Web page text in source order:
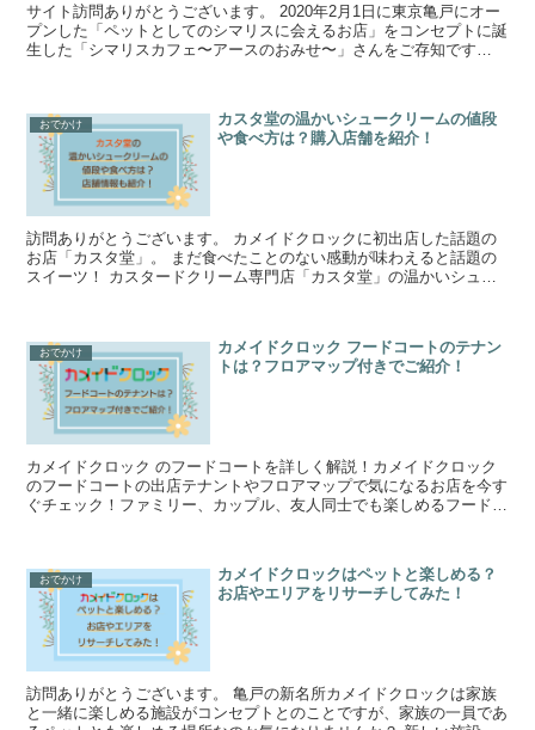
サイト訪問ありがとうございます。 2020年2月1日に東京亀戸にオー
プンした「ペットとしてのシマリスに会えるお店」をコンセプトに誕
生した「シマリスカフェ〜アースのおみせ〜」さんをご存知です
おでかけ
カスタ堂の温かいシュークリームの値段
や食べ方は？購入店舗を紹介！
訪問ありがとうございます。 カメイドクロックに初出店した話題の
お店「カスタ堂」。 まだ食べたことのない感動が味わえると話題の
スイーツ！ カスタードクリーム専門店「カスタ堂」の温かいシュー
おでかけ
カメイドクロック フードコートのテナン
トは？フロアマップ付きでご紹介！
カメイドクロック のフードコートを詳しく解説！カメイドクロック
のフードコートの出店テナントやフロアマップで気になるお店を今す
ぐチェック！ファミリー、カップル、友人同士でも楽しめるフードコ
おでかけ
カメイドクロックはペットと楽しめる？
お店やエリアをリサーチしてみた！
訪問ありがとうございます。 亀戸の新名所カメイドクロックは家族
と一緒に楽しめる施設がコンセプトとのことですが、家族の一員であ